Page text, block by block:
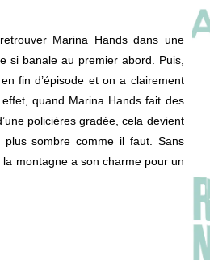
Marina Hands dans une
si banale au premier abord. Puis,
fin d’épisode et on a clairement
quand Marina Hands fait des
policières gradée, cela devient
sombre comme il faut. Sans
montagne a son charme pour un